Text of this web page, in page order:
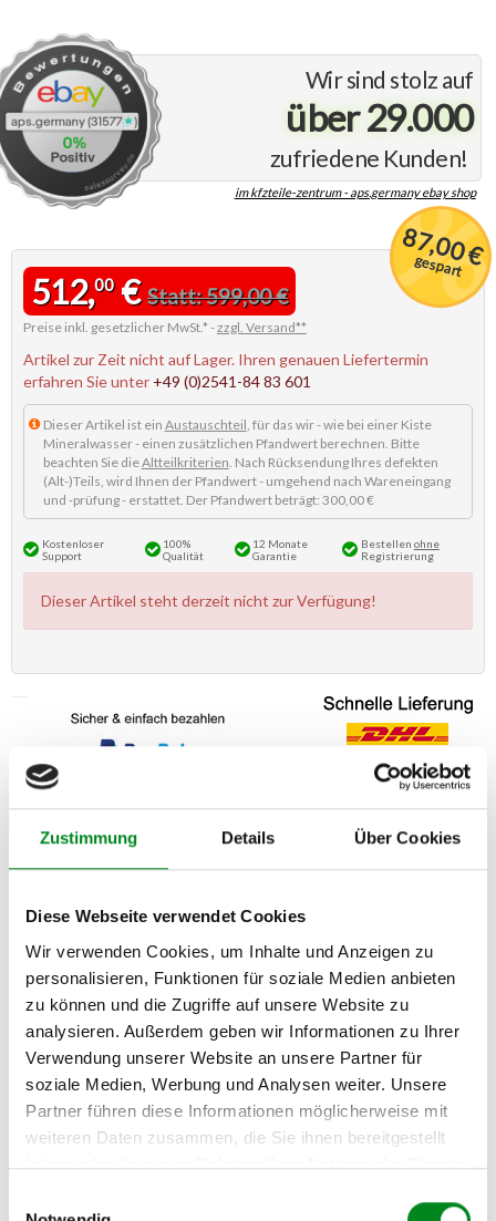
Zustimmung Details Über Cookies
Diese Webseite verwendet Cookies
Wir verwenden Cookies, um Inhalte und Anzeigen zu
personalisieren, Funktionen für soziale Medien anbieten
zu können und die Zugriffe auf unsere Website zu
analysieren. Außerdem geben wir Informationen zu Ihrer
Verwendung unserer Website an unsere Partner für
soziale Medien, Werbung und Analysen weiter. Unsere
Partner führen diese Informationen möglicherweise mit
weiteren Daten zusammen, die Sie ihnen bereitgestellt
haben oder die sie im Rahmen Ihrer Nutzung der Dienste
Wir sind stolz auf
über 29.000
zufriedene Kunden!
im kfzteile-zentrum - aps.germany ebay shop
87,00 €
gespart
512,00€Statt: 599,00 €
Preise inkl. gesetzlicher MwSt.* -zzgl. Versand**
Artikel zur Zeit nicht auf Lager. Ihren genauen Liefertermin
erfahren Sie unter +49 (0)2541-84 83 601
Dieser Artikel ist ein Austauschteil , für das wir - wie bei einer Kiste
Mineralwasser - einen zusätzlichen Pfandwert berechnen. Bitte
beachten Sie dieAltteilkriterien . Nach Rücksendung Ihres defekten
(Alt-)Teils, wird Ihnen der Pfandwert - umgehend nach Wareneingang
und -prüfung - erstattet. Der Pfandwert beträgt: 300,00 €
Kostenloser
Support
100%
Qualität
12 Monate
Garantie
Bestellen ohne
Registrierung
Dieser Artikel steht derzeit nicht zur Verfügung!
Beschreibung Bewertungen 0
kfzteile-zentrum ( )
a
-Mitglied seit 08/2006
Bewertungen der letzten 12 Monate:
% POSITIV